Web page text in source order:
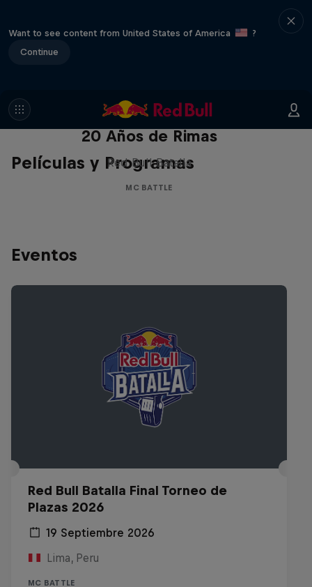
Want to see content from United States of America
?
Continue
Películas y Programas
Red Bull Batalla Nueva Historia:
20 Años de Rimas
Red Bull Batalla
MC BATTLE
Eventos
Red Bull Batalla Final Torneo de
Plazas 2026
19 Septiembre 2026
Lima, Peru
MC BATTLE